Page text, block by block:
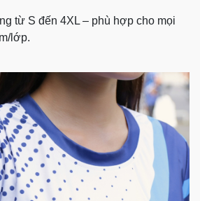
từ S đến 4XL – phù hợp cho mọi
lớp.